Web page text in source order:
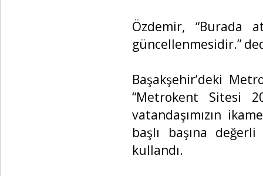
Özdemir, “Burada
güncellenmesidir.”
Başakşehir’deki
“Metrokent Sitesi
vatandaşımızın
başlı başına
kullandı.